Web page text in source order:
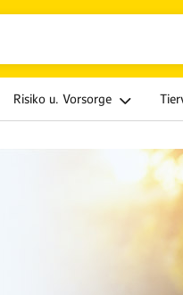
Risiko u. Vorsorge